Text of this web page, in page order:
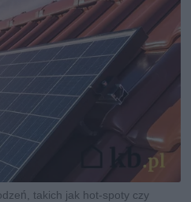
takich jak hot-spoty czy